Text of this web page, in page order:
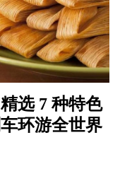
选 7 种特色
环游全世界